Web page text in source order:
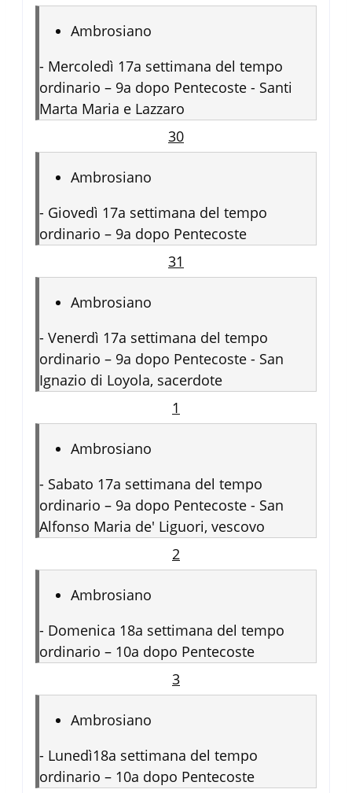
Ambrosiano
- Mercoledì 17a settimana del tempo
ordinario – 9a dopo Pentecoste - Santi
Marta Maria e Lazzaro
30
Ambrosiano
- Giovedì 17a settimana del tempo
ordinario – 9a dopo Pentecoste
31
Ambrosiano
- Venerdì 17a settimana del tempo
ordinario – 9a dopo Pentecoste - San
Ignazio di Loyola, sacerdote
1
Ambrosiano
- Sabato 17a settimana del tempo
ordinario – 9a dopo Pentecoste - San
Alfonso Maria de' Liguori, vescovo
2
Ambrosiano
- Domenica 18a settimana del tempo
ordinario – 10a dopo Pentecoste
3
Ambrosiano
- Lunedì18a settimana del tempo
ordinario – 10a dopo Pentecoste